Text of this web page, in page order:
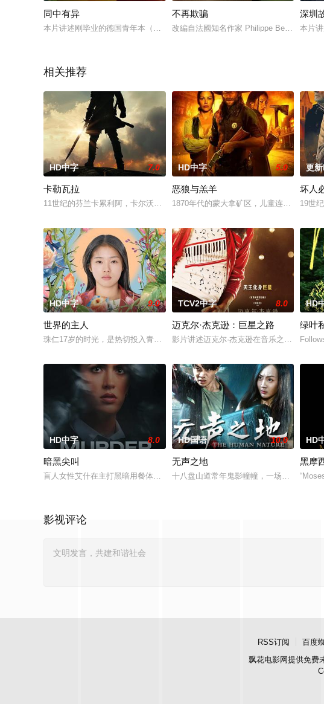
同中有异
本片讲述刚毕业的德国青年本（大卫·克劳斯 David Kross饰）来到柬埔寨金边旅
不再欺骗
改編自法國知名作家 Philippe Besson 的獲
深圳
本片
相关推荐
HD中字 7.0
卡勒瓦拉
11世纪的芬兰卡累利阿，卡尔沃与温塔莫两兄弟的宿怨点燃战火，卡尔沃的部落
HD中字 5.0
恶狼与羔羊
1870年代的蒙大拿矿区，儿童连环失踪案
更
坏人
19世
HD中字 9.0
世界的主人
珠仁17岁的时光，是热切投入青涩的恋爱，和好友打闹笑谈对性的好奇，替任职
TCV2中字 8.0
迈克尔·杰克逊：巨星之路
影片讲述迈克尔·杰克逊在音乐之外的人生
HD
绿叶
HD中字 8.0
暗黑尖叫
盲人女性艾什在主打黑暗用餐体验的“盲猪”餐厅担任服务员，她的生活在餐厅主
HD国语 10.0
无声之地
十八盘山道常年鬼影幢幢，一场诡异车祸
HD
黑摩
影视评论
RSS订阅 百度
飘花电影网提供免费